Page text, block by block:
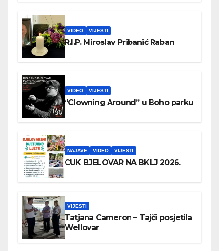
VIDEO VIJESTI
R.I.P. Miroslav Pribanić Raban
VIDEO VIJESTI
“Clowning Around” u Boho parku
NAJAVE VIDEO VIJESTI
CUK BJELOVAR NA BKLJ 2026.
VIJESTI
Tatjana Cameron – Tajči posjetila
Wellovar